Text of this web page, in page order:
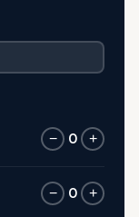
− 0 +
− 0 +